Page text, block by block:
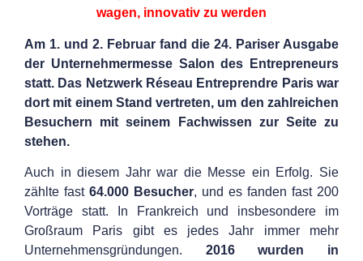
wagen, innovativ zu werden
Am 1. und 2. Februar fand die 24. Pariser Ausgabe
der Unternehmermesse Salon des Entrepreneurs
statt. Das Netzwerk Réseau Entreprendre Paris war
dort mit einem Stand vertreten, um den zahlreichen
Besuchern mit seinem Fachwissen zur Seite zu
stehen.
Auch in diesem Jahr war die Messe ein Erfolg. Sie
zählte fast 64.000 Besucher, und es fanden fast 200
Vorträge statt. In Frankreich und insbesondere im
Großraum Paris gibt es jedes Jahr immer mehr
Unternehmensgründungen. 2016 wurden in